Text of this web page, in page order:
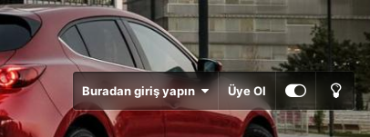
Buradan giriş yapın Üye Ol